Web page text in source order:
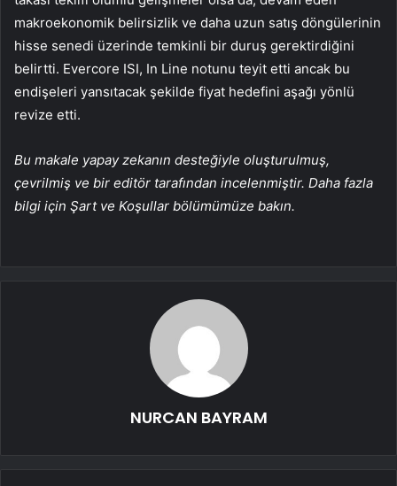
makroekonomik belirsizlik ve daha uzun satış döngülerinin
hisse senedi üzerinde temkinli bir duruş gerektirdiğini
belirtti. Evercore ISI, In Line notunu teyit etti ancak bu
endişeleri yansıtacak şekilde fiyat hedefini aşağı yönlü
revize etti.
Bu makale yapay zekanın desteğiyle oluşturulmuş,
çevrilmiş ve bir editör tarafından incelenmiştir. Daha fazla
bilgi için Şart ve Koşullar bölümümüze bakın.
NURCAN BAYRAM